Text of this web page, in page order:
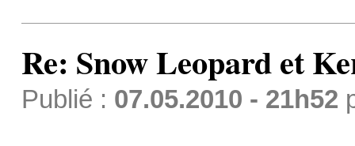
Re: Snow Leopard et
Publié : 07.05.2010 - 21h52